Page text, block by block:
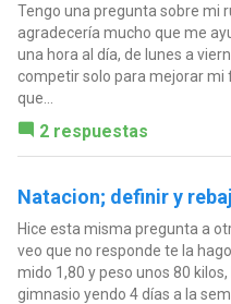
Tengo una pregunta sobre mi
agradecería mucho que me
una hora al día, de lunes a
competir solo para mejorar
que...
2 respuestas
Natacion; definir y
Hice esta misma pregunta a
veo que no responde te la
mido 1,80 y peso unos 80
gimnasio yendo 4 días a la